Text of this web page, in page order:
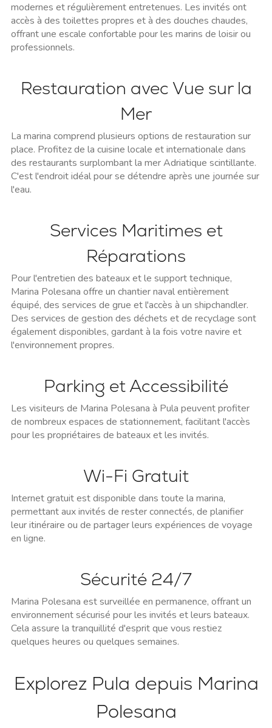
modernes et régulièrement entretenues. Les invités ont
accès à des toilettes propres et à des douches chaudes,
offrant une escale confortable pour les marins de loisir ou
professionnels.
Restauration avec Vue sur la
Mer
La marina comprend plusieurs options de restauration sur
place. Profitez de la cuisine locale et internationale dans
des restaurants surplombant la mer Adriatique scintillante.
C'est l'endroit idéal pour se détendre après une journée sur
l'eau.
Services Maritimes et
Réparations
Pour l'entretien des bateaux et le support technique,
Marina Polesana offre un chantier naval entièrement
équipé, des services de grue et l'accès à un shipchandler.
Des services de gestion des déchets et de recyclage sont
également disponibles, gardant à la fois votre navire et
l'environnement propres.
Parking et Accessibilité
Les visiteurs de Marina Polesana à Pula peuvent profiter
de nombreux espaces de stationnement, facilitant l'accès
pour les propriétaires de bateaux et les invités.
Wi-Fi Gratuit
Internet gratuit est disponible dans toute la marina,
permettant aux invités de rester connectés, de planifier
leur itinéraire ou de partager leurs expériences de voyage
en ligne.
Sécurité 24/7
Marina Polesana est surveillée en permanence, offrant un
environnement sécurisé pour les invités et leurs bateaux.
Cela assure la tranquillité d'esprit que vous restiez
quelques heures ou quelques semaines.
Explorez Pula depuis Marina
Polesana